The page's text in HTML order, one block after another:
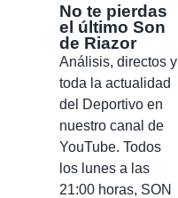
No te pierdas
el último Son
de Riazor
Análisis, directos y
toda la actualidad
del Deportivo en
nuestro canal de
YouTube. Todos
los lunes a las
21:00 horas, SON